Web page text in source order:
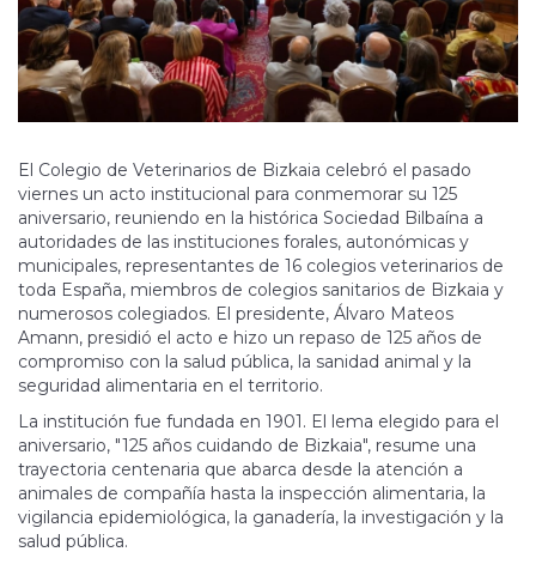
El Colegio de Veterinarios de Bizkaia celebró el pasado
viernes un acto institucional para conmemorar su 125
aniversario, reuniendo en la histórica Sociedad Bilbaína a
autoridades de las instituciones forales, autonómicas y
municipales, representantes de 16 colegios veterinarios de
toda España, miembros de colegios sanitarios de Bizkaia y
numerosos colegiados. El presidente, Álvaro Mateos
Amann, presidió el acto e hizo un repaso de 125 años de
compromiso con la salud pública, la sanidad animal y la
seguridad alimentaria en el territorio.
La institución fue fundada en 1901. El lema elegido para el
aniversario, "125 años cuidando de Bizkaia", resume una
trayectoria centenaria que abarca desde la atención a
animales de compañía hasta la inspección alimentaria, la
vigilancia epidemiológica, la ganadería, la investigación y la
salud pública.